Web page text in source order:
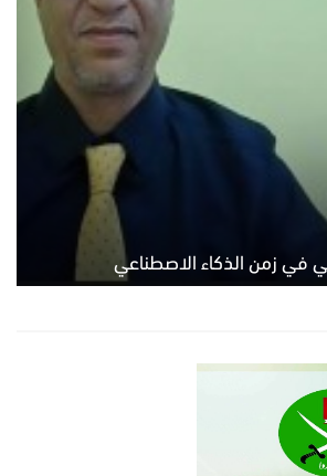
في زمن الذكاء الاصطناعي